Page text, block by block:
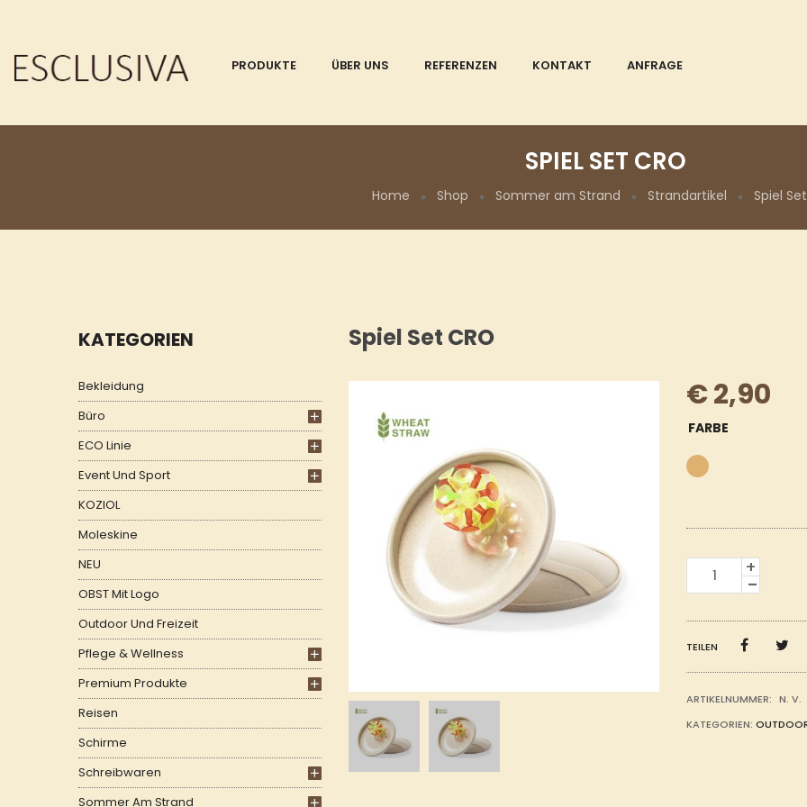
PRODUKTE ÜBER UNS REFERENZEN KONTAKT ANFRAGE
SPIEL SET CRO
Home Shop Sommer am Strand Strandartikel Spiel
KATEGORIEN
Bekleidung
Büro
ECO Linie
Event Und Sport
KOZIOL
Moleskine
NEU
OBST Mit Logo
Outdoor Und Freizeit
Pflege & Wellness
Premium Produkte
Reisen
Schirme
Schreibwaren
Sommer Am Strand
Spiel Set CRO
€2,90
FARBE
CRO
TEILEN
ARTIKELNUMMER: N. V.
KATEGORIEN: